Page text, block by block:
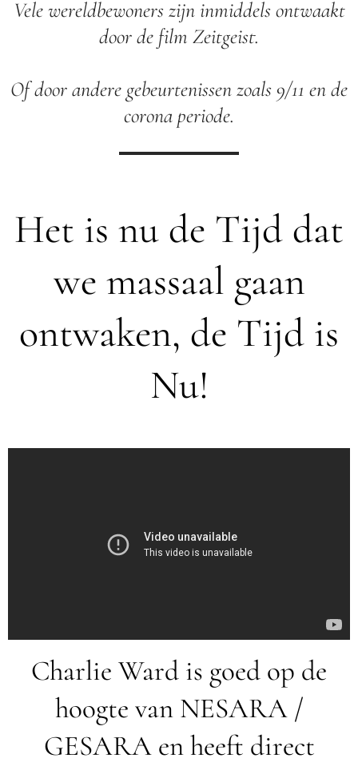
Vele wereldbewoners zijn inmiddels ontwaakt
door de film Zeitgeist.
Of door andere gebeurtenissen zoals 9/11 en de
corona periode.
Het is nu de Tijd dat
we massaal gaan
ontwaken, de Tijd is
Nu!
Charlie Ward is goed op de
hoogte van NESARA /
GESARA en heeft direct